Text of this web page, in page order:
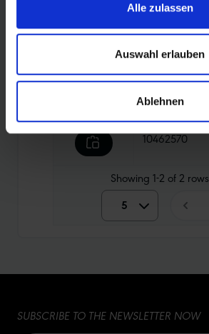
Alle zulassen
Auswahl erlauben
Ablehnen
Article No.
10463883
10462570
Showing 1-2 of 2 rows
5 5
20
SUBSCRIBE TO THE NEWSLETTER NOW